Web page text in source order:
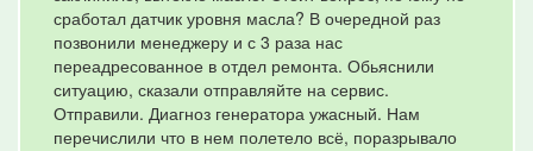
сработал датчик уровня масла? В очередной раз
позвонили менеджеру и с 3 раза нас
переадресованное в отдел ремонта. Обьяснили
ситуацию, сказали отправляйте на сервис.
Отправили. Диагноз генератора ужасный. Нам
перечислили что в нем полетело всё, поразрывало